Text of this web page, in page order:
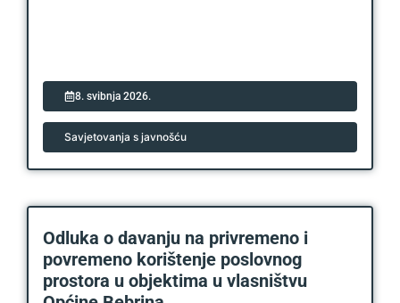
8. svibnja 2026.
Savjetovanja s javnošću
Odluka o davanju na privremeno i
povremeno korištenje poslovnog
prostora u objektima u vlasništvu